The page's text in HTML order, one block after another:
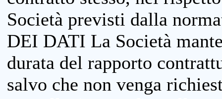
Società previsti dalla
DEI DATI La Società
durata del rapporto
salvo che non venga